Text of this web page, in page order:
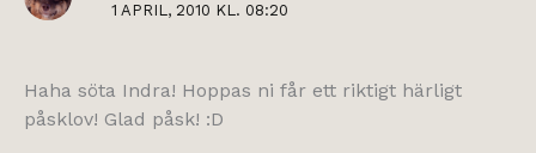
1 APRIL, 2010 KL. 08:20
Haha söta Indra! Hoppas ni får ett riktigt härligt
påsklov! Glad påsk! :D